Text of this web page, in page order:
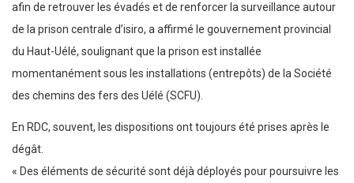
afin de retrouver les évadés et de renforcer la surveillance autour
de la prison centrale d’isiro, a affirmé le gouvernement provincial
du Haut-Uélé, soulignant que la prison est installée
momentanément sous les installations (entrepôts) de la Société
des chemins des fers des Uélé (SCFU).
En RDC, souvent, les dispositions ont toujours été prises après le
dégât.
« Des éléments de sécurité sont déjà déployés pour poursuivre les